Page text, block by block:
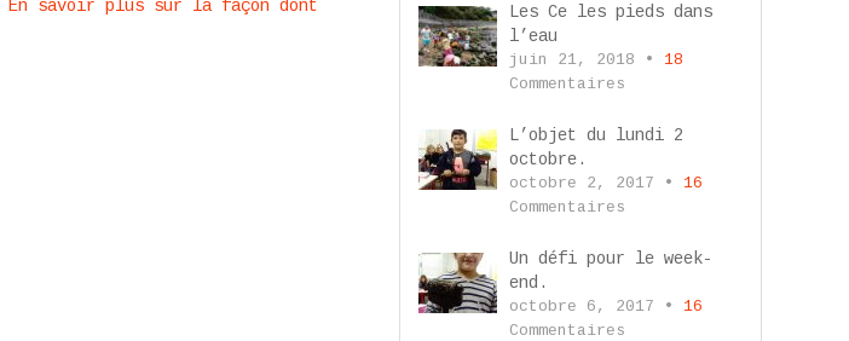
En savoir plus sur la façon dont
Les Ce les pieds dans
l’eau
juin 21, 2018 • 18
Commentaires
L’objet du lundi 2
octobre.
octobre 2, 2017 • 16
Commentaires
Un défi pour le week-
end.
octobre 6, 2017 • 16
Commentaires